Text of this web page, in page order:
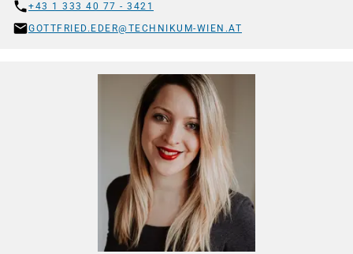
+43 1 333 40 77 - 3421
GOTTFRIED.EDER@TECHNIKUM-WIEN.AT